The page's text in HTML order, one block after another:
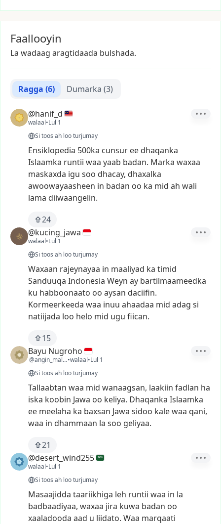
Faallooyin
La wadaag aragtidaada bulshada.
Ragga (6) Dumarka (3)
@hanif_d
walaal•Lul 1
Si toos ah loo turjumay
Ensiklopedia 500ka cunsur ee dhaqanka
Islaamka runtii waa yaab badan. Marka waxaa
maskaxda igu soo dhacay, dhaxalka
awoowayaasheen in badan oo ka mid ah wali
lama diiwaangelin.
24
@kucing_jawa
walaal•Lul 1
Si toos ah loo turjumay
Waxaan rajeynayaa in maaliyad ka timid
Sanduuqa Indonesia Weyn ay bartilmaameedka
ku habboonaato oo aysan daciifin.
Kormeerkeeda waa inuu ahaadaa mid adag si
natiijada loo helo mid ugu fiican.
15
Bayu Nugroho
@angin_malam47
•walaal•Lul 1
Si toos ah loo turjumay
Tallaabtan waa mid wanaagsan, laakiin fadlan ha
iska koobin Jawa oo keliya. Dhaqanka Islaamka
ee meelaha ka baxsan Jawa sidoo kalewaa qani,
waa in dhammaan la soo geliyaa.
21
@desert_wind255
walaal•Lul 1
Si toos ah loo turjumay
Masaajidda taariikhiga leh runtii waa in la
badbaadiyaa, waxaa jira kuwa badan oo
xaaladooda aad u liidato. Waa marqaati